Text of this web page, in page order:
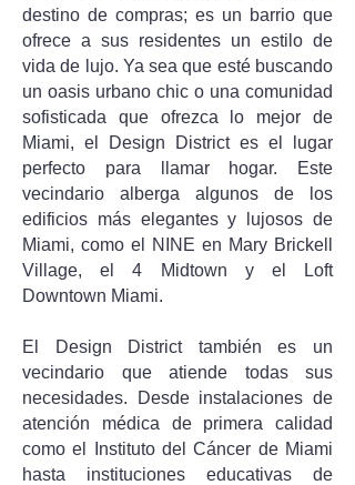
destino de compras; es un barrio que
ofrece a sus residentes un estilo de
vida de lujo. Ya sea que esté buscando
un oasis urbano chic o una comunidad
sofisticada que ofrezca lo mejor de
Miami, el Design District es el lugar
perfecto para llamar hogar. Este
vecindario alberga algunos de los
edificios más elegantes y lujosos de
Miami, como el NINE en Mary Brickell
Village, el 4 Midtown y el Loft
Downtown Miami.
El Design District también es un
vecindario que atiende todas sus
necesidades. Desde instalaciones de
atención médica de primera calidad
como el Instituto del Cáncer de Miami
hasta instituciones educativas de